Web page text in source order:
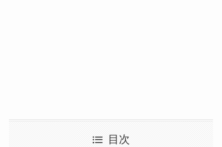
目次